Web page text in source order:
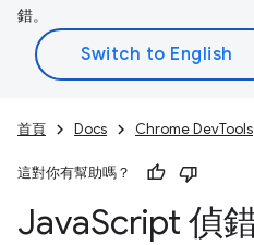
錯。
首頁 Docs Chrome DevTools
這對你有幫助嗎？
JavaScript 偵